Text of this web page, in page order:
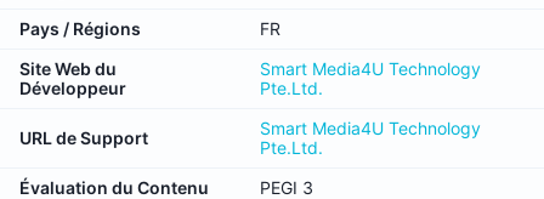
Pays / Régions
FR
Site Web du
Développeur
Smart Media4U Technology
Pte.Ltd.
URL de Support
Smart Media4U Technology
Pte.Ltd.
Évaluation du Contenu
PEGI 3